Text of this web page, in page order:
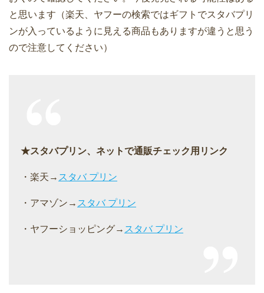
と思います（楽天、ヤフーの検索ではギフトでスタバプリ
ンが入っているように見える商品もありますが違うと思う
ので注意してください）
★スタバプリン、ネットで通販チェック用リンク
・楽天→ スタバ プリン
・アマゾン→ スタバ プリン
・ヤフーショッピング→ スタバ プリン